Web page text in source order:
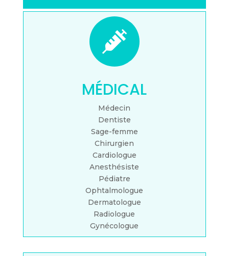

MÉDICAL
Médecin
Dentiste
Sage-femme
Chirurgien
Cardiologue
Anesthésiste
Pédiatre
Ophtalmologue
Dermatologue
Radiologue
Gynécologue